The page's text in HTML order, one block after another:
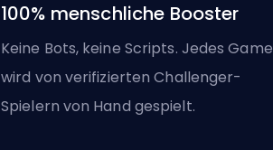
100% menschliche Booster
Keine Bots, keine Scripts. Jedes Game
wird von verifizierten Challenger-
Spielern von Hand gespielt.